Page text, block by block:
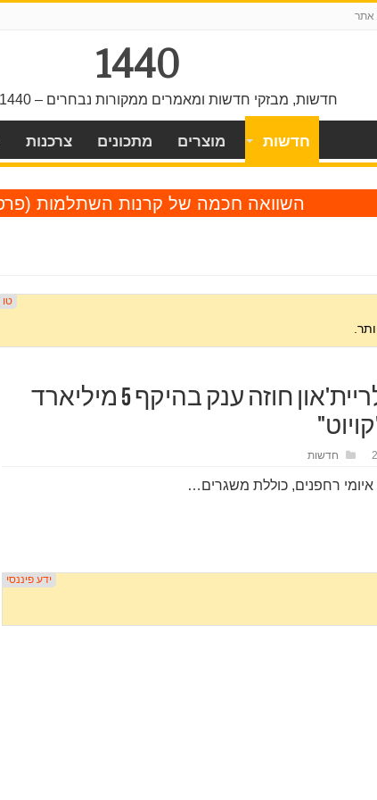
אתר
1440
חדשות, מבזקי חדשות ומאמרים ממקורות נבחרים – 1440 ד' ביממה.
חדשות מוצרים מתכונים צרכנות
השוואה חכמה של קרנות השתלמות
צבא ארה"ב העניק לריית'און חוזה ענק בהיקף 5 מיליארד
חדשות
רחפנים, כוללת משגרים…